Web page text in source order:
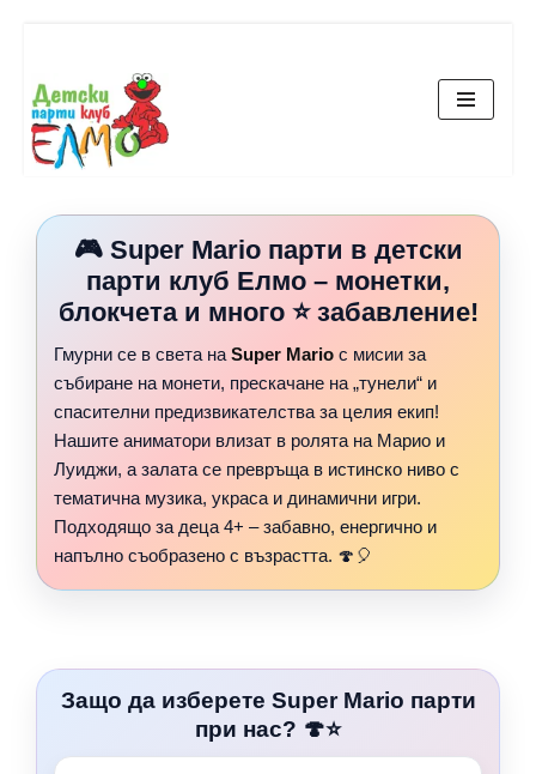
Продължете
към
съдържанието
🎮 Super Mario парти в детски
парти клуб Елмо – монетки,
блокчета и много ⭐ забавление!
Гмурни се в света на Super Mario с мисии за
събиране на монети, прескачане на „тунели“ и
спасителни предизвикателства за целия екип!
Нашите аниматори влизат в ролята на Марио и
Луиджи, а залата се превръща в истинско ниво с
тематична музика, украса и динамични игри.
Подходящо за деца 4+ – забавно, енергично и
напълно съобразено с възрастта. 🍄🎈
Защо да изберете Super Mario парти
при нас? 🍄⭐